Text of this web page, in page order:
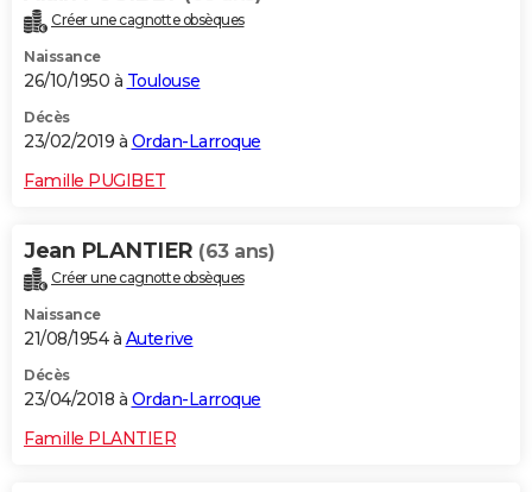
Créer une cagnotte obsèques
Naissance
26/10/1950 à Toulouse
Décès
23/02/2019 à Ordan-Larroque
Famille PUGIBET
Jean PLANTIER (63 ans)
Créer une cagnotte obsèques
Naissance
21/08/1954 à Auterive
Décès
23/04/2018 à Ordan-Larroque
Famille PLANTIER